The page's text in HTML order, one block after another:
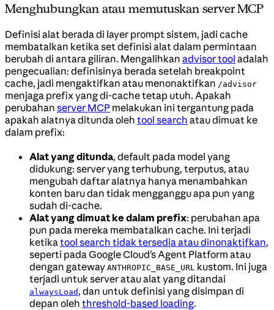
Menghubungkan atau memutuskan server MCP
Definisi alat berada di layer prompt sistem, jadi cache
membatalkan ketika set definisi alat dalam permintaan
berubah di antara giliran. Mengalihkan advisor tool adalah
pengecualian: definisinya berada setelah breakpoint
cache, jadi mengaktifkan atau menonaktifkan /advisor
menjaga prefix yang di-cache tetap utuh. Apakah
perubahan server MCP melakukan ini tergantung pada
apakah alatnya ditunda oleh tool search atau dimuat ke
dalam prefix:
Alat yang ditunda, default pada model yang
didukung: server yang terhubung, terputus, atau
mengubah daftar alatnya hanya menambahkan
konten baru dan tidak mengganggu apa pun yang
sudah di-cache.
Alat yang dimuat ke dalam prefix: perubahan apa
pun pada mereka membatalkan cache. Ini terjadi
ketika tool search tidak tersedia atau dinonaktifkan,
seperti pada Google Cloud’s Agent Platform atau
dengan gateway ANTHROPIC_BASE_URL kustom. Ini juga
terjadi untuk server atau alat yang ditandai
alwaysLoad , dan untuk definisi yang disimpan di
depan oleh threshold-based loading.